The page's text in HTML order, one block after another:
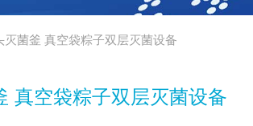
菌釜 真空袋粽子双层灭菌设备
真空袋粽子双层灭菌设备